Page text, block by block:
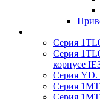
Серия
Серия
корпусе
Серия YD.
Серия
Серия